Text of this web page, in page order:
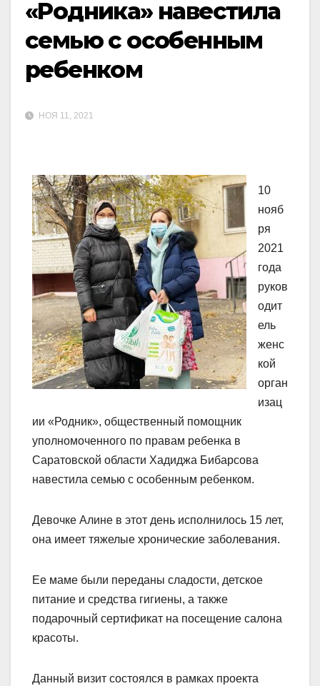
«Родника» навестила
семью с особенным
ребенком
НОЯ 11, 2021
10
нояб
ря
2021
года
руков
одит
ель
женс
кой
орган
изац
ии «Родник», общественный помощник
уполномоченного по правам ребенка в
Саратовской области Хадиджа Бибарсова
навестила семью с особенным ребенком.
Девочке Алине в этот день исполнилось 15 лет,
она имеет тяжелые хронические заболевания.
Ее маме были переданы сладости, детское
питание и средства гигиены, а также
подарочный сертификат на посещение салона
красоты.
Данный визит состоялся в рамках проекта